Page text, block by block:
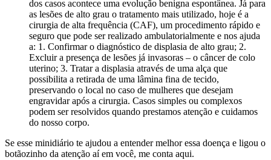
dos casos acontece uma evolução benigna espontânea. Já para
as lesões de alto grau o tratamento mais utilizado, hoje é a
cirurgia de alta frequência (CAF), um procedimento rápido e
seguro que pode ser realizado ambulatorialmente e nos ajuda
a: 1. Confirmar o diagnóstico de displasia de alto grau; 2.
Excluir a presença de lesões já invasoras – o câncer de colo
uterino; 3. Tratar a displasia através de uma alça que
possibilita a retirada de uma lâmina fina de tecido,
preservando o local no caso de mulheres que desejam
engravidar após a cirurgia. Casos simples ou complexos
podem ser resolvidos quando prestamos atenção e cuidamos
do nosso corpo.
Se esse minidiário te ajudou a entender melhor essa doença e ligou o
botãozinho da atenção aí em você, me conta aqui.